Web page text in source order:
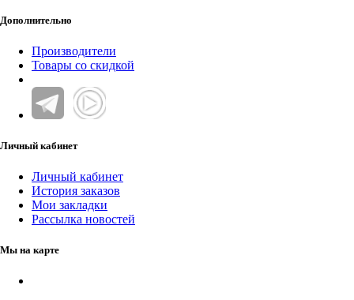
Дополнительно
Производители
Товары со скидкой
Личный кабинет
Личный кабинет
История заказов
Мои закладки
Рассылка новостей
Мы на карте